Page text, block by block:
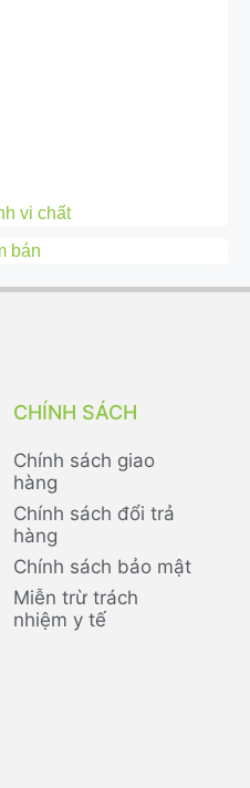
vi chất
bán
CHÍNH SÁCH
Chính sách giao
hàng
Chính sách đổi trả
hàng
Chính sách bảo mật
Miễn trừ trách
nhiệm y tế